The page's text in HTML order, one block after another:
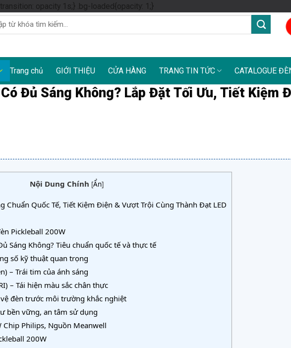
opacity 1s;} .bg-loaded{opacity: 1;}Skip
to
Trang chủ GIỚI THIỆU CỬA HÀNG TRANG TIN TỨC CATALOGUE
Đủ Sáng Không? Lắp Đặt Tối Ưu, Tiết Kiệm
Nội Dung Chính [Ẩn]
Chuẩn Quốc Tế, Tiết Kiệm Điện & Vượt Trội Cùng Thành Đạt LED
Pickleball 200W
Sáng Không? Tiêu chuẩn quốc tế và thực tế
số kỹ thuật quan trọng
– Trái tim của ánh sáng
– Tái hiện màu sắc chân thực
vệ đèn trước môi trường khắc nghiệt
bền vững, an tâm sử dụng
Chip Philips, Nguồn Meanwell
200W